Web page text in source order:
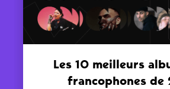
Les 10 meilleurs
francophones de